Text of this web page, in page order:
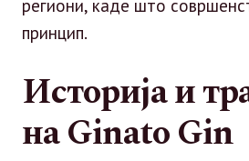
региони, каде што
принцип.
Историја и
на Ginato Gin